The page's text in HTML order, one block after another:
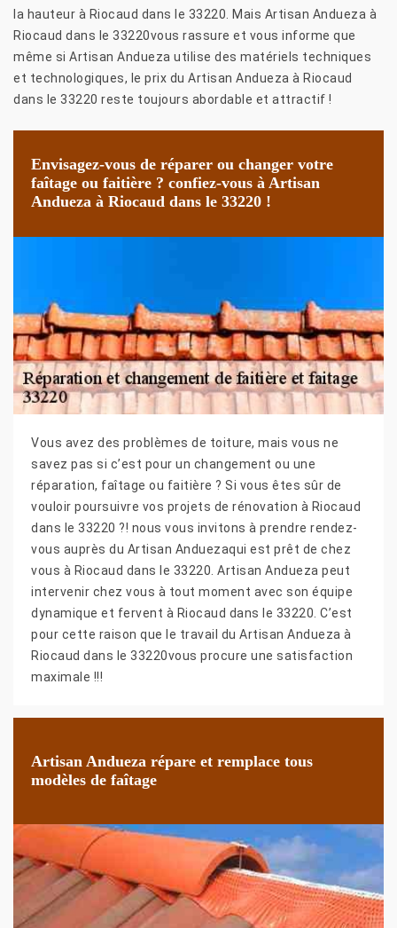
la hauteur à Riocaud dans le 33220. Mais Artisan Andueza à
Riocaud dans le 33220vous rassure et vous informe que
même si Artisan Andueza utilise des matériels techniques
et technologiques, le prix du Artisan Andueza à Riocaud
dans le 33220 reste toujours abordable et attractif !
Envisagez-vous de réparer ou changer votre
faîtage ou faitière ? confiez-vous à Artisan
Andueza à Riocaud dans le 33220 !
Vous avez des problèmes de toiture, mais vous ne
savez pas si c’est pour un changement ou une
réparation, faîtage ou faitière ? Si vous êtes sûr de
vouloir poursuivre vos projets de rénovation à Riocaud
dans le 33220 ?! nous vous invitons à prendre rendez-
vous auprès du Artisan Anduezaqui est prêt de chez
vous à Riocaud dans le 33220. Artisan Andueza peut
intervenir chez vous à tout moment avec son équipe
dynamique et fervent à Riocaud dans le 33220. C’est
pour cette raison que le travail du Artisan Andueza à
Riocaud dans le 33220vous procure une satisfaction
maximale !!!
Artisan Andueza répare et remplace tous
modèles de faîtage